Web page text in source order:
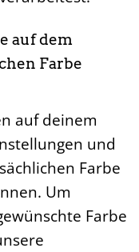
auf dem
Farbe
auf deinem
und
Farbe
Um
Farbe